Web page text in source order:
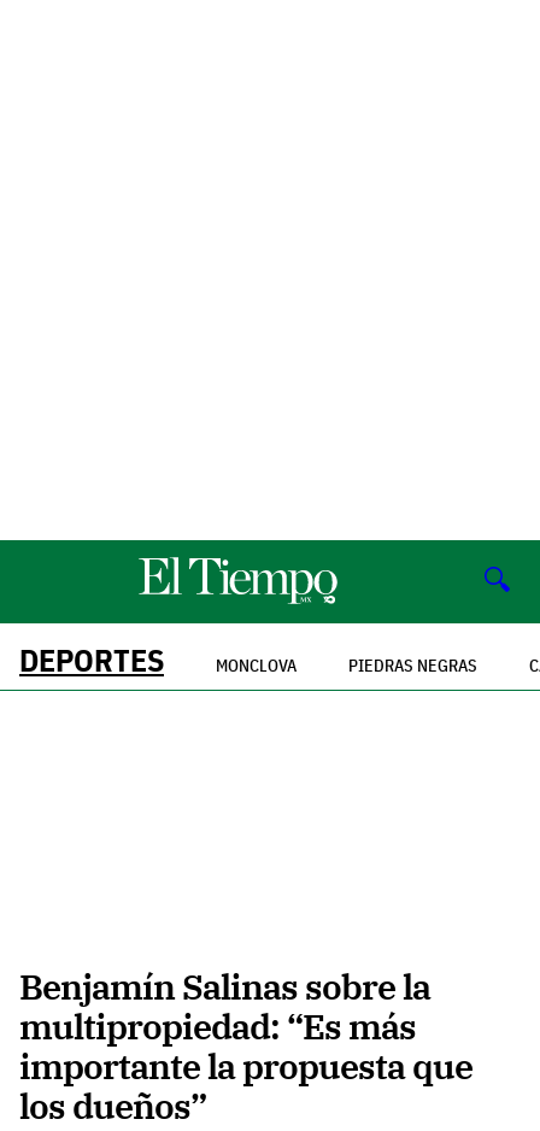
🔍
DEPORTES MONCLOVA PIEDRAS NEGRAS
Benjamín Salinas sobre la
multipropiedad: “Es más
importante la propuesta que
los dueños”